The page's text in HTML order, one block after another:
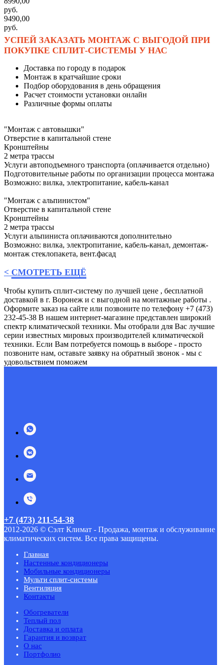
руб.
9490,00
руб.
УСПЕЙ ЗАКАЗАТЬ МОНТАЖ С ВЫГОДОЙ ПРИ
ПОКУПКЕ СПЛИТ-СИСТЕМЫ У НАС
Доставка по городу в подарок
Монтаж в кратчайшие сроки
Подбор оборудования в день обращения
Расчет стоимости установки онлайн
Различные формы оплаты
"Монтаж с автовышки"
Отверстие в капитальной стене
Кронштейны
2 метра трассы
Услуги автоподъемного транспорта (оплачивается отдельно)
Подготовительные работы по организации процесса монтажа
Возможно: вилка, электропитание, кабель-канал
"Монтаж с альпинистом"
Отверстие в капитальной стене
Кронштейны
2 метра трассы
Услуги альпиниста оплачиваются дополнительно
Возможно: вилка, электропитание, кабель-канал, демонтаж-
монтаж стеклопакета, вент.фасад
< СМОТРЕТЬ ЕЩЁ
Чтобы купить сплит-систему по лучшей цене , бесплатной
доставкой в г. Воронеж и с выгодной на монтажные работы .
Оформите заказ на сайте или позвоните по телефону +7 (473)
232-45-38 В нашем интернет-магазине представлен широкий
спектр климатической техники. Мы отобрали для Вас лучшие
серии известных мировых производителей климатической
техники. Если Вам потребуется помощь в выборе - просто
позвоните нам, оставьте заявку на обратный звонок - мы с
удовольствием поможем
+7 (473) 211-54-38
2012-2026 © Сэлт Климат - Продажа, монтаж и обслуживание
климатических систем. Все права защищены.
Главная
Настенные кондиционеры
Мобильные кондиционеры
Мульти сплит-системы
Вентиляция
Контакты
Обогреватели
Теплый пол
Доставка и оплата
Гарантия и возврат
О нас
Портфолио